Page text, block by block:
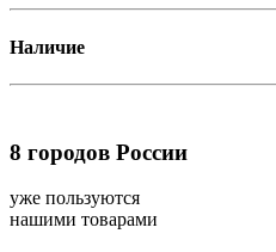
Наличие
8 городов России
уже пользуются
нашими товарами